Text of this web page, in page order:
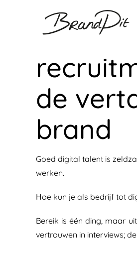
de
brand
Goed digital talent is
werken.
Hoe kun je als bedrijf tot
Bereik is één ding, maar
vertrouwen in interviews;